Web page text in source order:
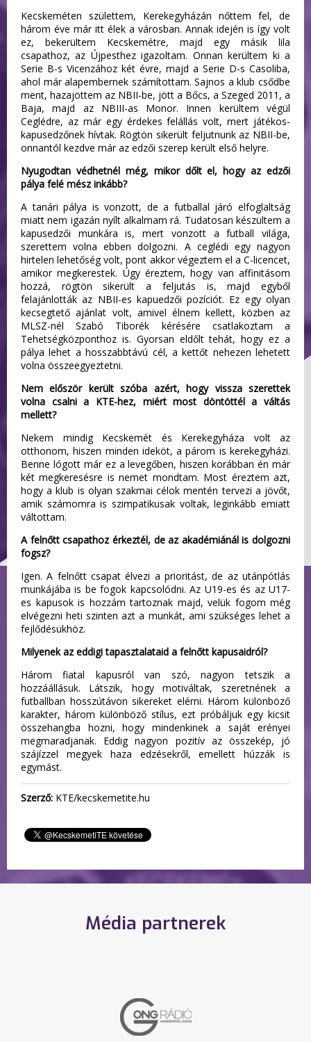
Kecskeméten születtem, Kerekegyházán nőttem fel, de
három éve már itt élek a városban. Annak idején is így volt
ez, bekerültem Kecskemétre, majd egy másik lila
csapathoz, az Újpesthez igazoltam. Onnan kerültem ki a
Serie B-s Vicenzához két évre, majd a Serie D-s Casoliba,
ahol már alapembernek számítottam. Sajnos a klub csődbe
ment, hazajöttem az NBII-be, jött a Bőcs, a Szeged 2011, a
Baja, majd az NBIII-as Monor. Innen kerültem végül
Ceglédre, az már egy érdekes felállás volt, mert játékos-
kapusedzőnek hívtak. Rögtön sikerült feljutnunk az NBII-be,
onnantól kezdve már az edzői szerep került első helyre.
Nyugodtan védhetnél még, mikor dőlt el, hogy az edzői
pálya felé mész inkább?
A tanári pálya is vonzott, de a futballal járó elfoglaltság
miatt nem igazán nyílt alkalmam rá. Tudatosan készültem a
kapusedzői munkára is, mert vonzott a futball világa,
szerettem volna ebben dolgozni. A ceglédi egy nagyon
hirtelen lehetőség volt, pont akkor végeztem el a C-licencet,
amikor megkerestek. Úgy éreztem, hogy van affinitásom
hozzá, rögtön sikerült a feljutás is, majd egyből
felajánlották az NBII-es kapuedzői pozíciót. Ez egy olyan
kecsegtető ajánlat volt, amivel élnem kellett, közben az
MLSZ-nél Szabó Tiborék kérésére csatlakoztam a
Tehetségközponthoz is. Gyorsan eldőlt tehát, hogy ez a
pálya lehet a hosszabbtávú cél, a kettőt nehezen lehetett
volna összeegyeztetni.
Nem először került szóba azért, hogy vissza szerettek
volna csalni a KTE-hez, miért most döntöttél a váltás
mellett?
Nekem mindig Kecskemét és Kerekegyháza volt az
otthonom, hiszen minden ideköt, a párom is kerekegyházi.
Benne lógott már ez a levegőben, hiszen korábban én már
két megkeresésre is nemet mondtam. Most éreztem azt,
hogy a klub is olyan szakmai célok mentén tervezi a jövőt,
amik számomra is szimpatikusak voltak, leginkább emiatt
váltottam.
A felnőtt csapathoz érkeztél, de az akadémiánál is dolgozni
fogsz?
Igen. A felnőtt csapat élvezi a prioritást, de az utánpótlás
munkájába is be fogok kapcsolódni. Az U19-es és az U17-
es kapusok is hozzám tartoznak majd, velük fogom még
elvégezni heti szinten azt a munkát, ami szükséges lehet a
fejlődésükhöz.
Milyenek az eddigi tapasztalataid a felnőtt kapusaidról?
Három fiatal kapusról van szó, nagyon tetszik a
hozzáállásuk. Látszik, hogy motiváltak, szeretnének a
futballban hosszútávon sikereket elérni. Három különböző
karakter, három különböző stílus, ezt próbáljuk egy kicsit
összehangba hozni, hogy mindenkinek a saját erényei
megmaradjanak. Eddig nagyon pozitív az összekép, jó
szájízzel megyek haza edzésekről, emellett húzzák is
egymást.
Szerző: KTE/kecskemetite.hu
Média partnerek